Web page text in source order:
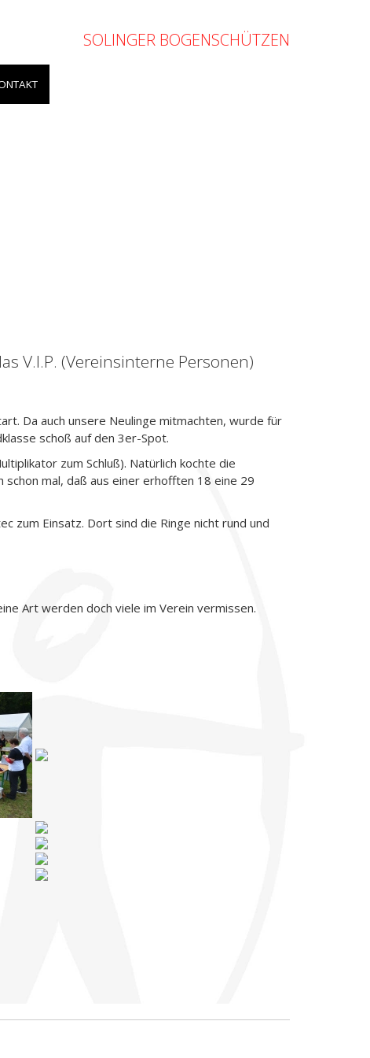
SOLINGER BOGENSCHÜTZEN
V.I.P. (Vereinsinterne Personen)
Da auch unsere Neulinge mitmachten, wurde für
schoß auf den 3er-Spot.
zum Schluß). Natürlich kochte die
schon mal, daß aus einer erhofften 18 eine 29
zum Einsatz. Dort sind die Ringe nicht rund und
Art werden doch viele im Verein vermissen.